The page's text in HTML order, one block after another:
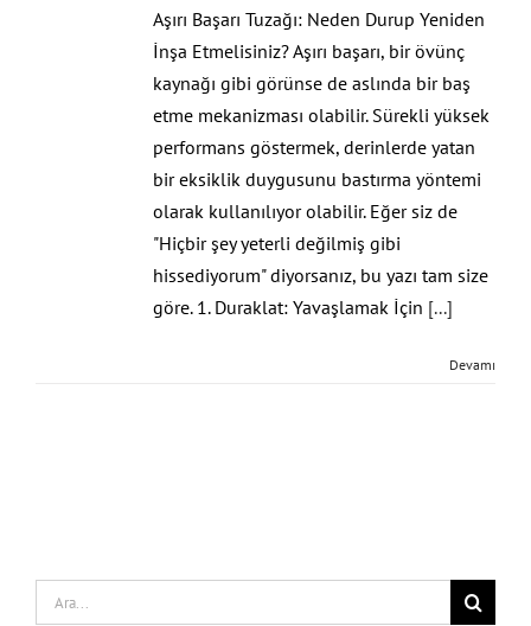
Aşırı Başarı Tuzağı: Neden Durup Yeniden
İnşa Etmelisiniz? Aşırı başarı, bir övünç
kaynağı gibi görünse de aslında bir baş
etme mekanizması olabilir. Sürekli yüksek
performans göstermek, derinlerde yatan
bir eksiklik duygusunu bastırma yöntemi
olarak kullanılıyor olabilir. Eğer siz de
"Hiçbir şey yeterli değilmiş gibi
hissediyorum" diyorsanız, bu yazı tam size
göre. 1. Duraklat: Yavaşlamak İçin [...]
Devamı
Search